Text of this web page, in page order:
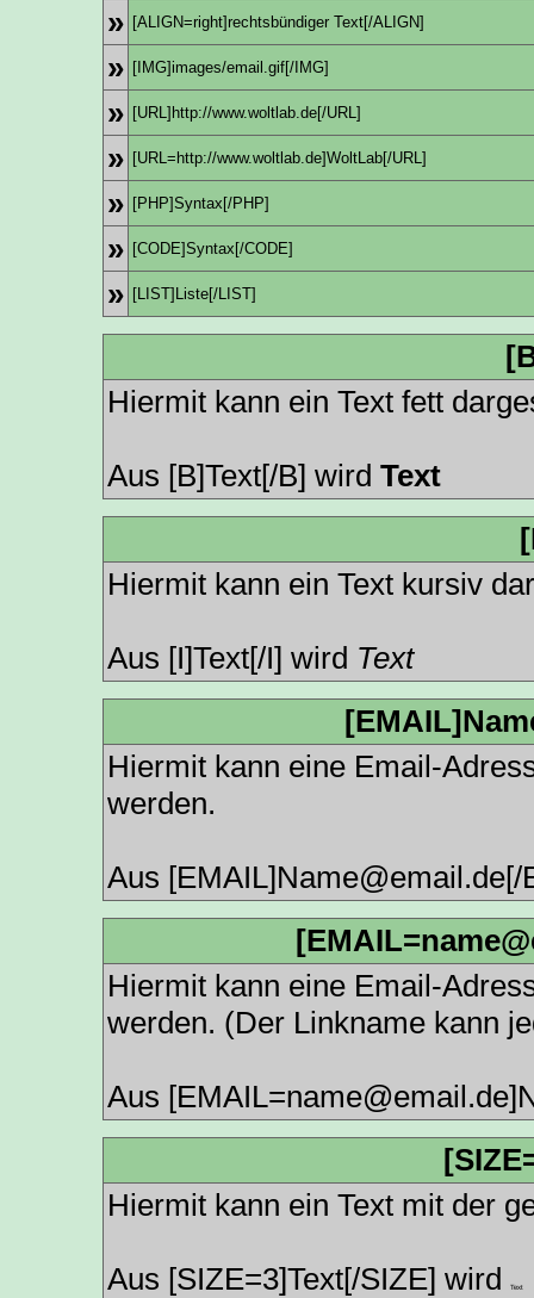
» [ALIGN=right]rechtsbündiger Text[/ALIGN]
» [IMG]images/email.gif[/IMG]
» [URL]http://www.woltlab.de[/URL]
» [URL=http://www.woltlab.de]WoltLab[/URL]
» [PHP]Syntax[/PHP]
» [CODE]Syntax[/CODE]
» [LIST]Liste[/LIST]
Hiermit kann ein Text fett
Aus [B]Text[/B] wird Text
Hiermit kann ein Text kursiv
Aus [I]Text[/I] wird Text
Hiermit kann eine Email-
werden.
Aus
Hiermit kann eine Email-
werden. (Der Linkname kann
Aus
Hiermit kann ein Text mit der
Aus [SIZE=3]Text[/SIZE] wird Text